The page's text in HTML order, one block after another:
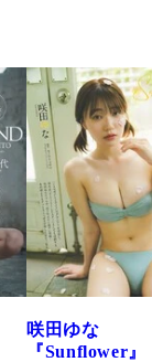
藤水咲桜『花
だまり』